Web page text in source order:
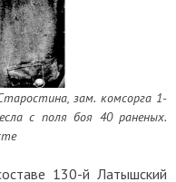
зам. комсорга 1-
с поля боя 40 раненых.
130-й Латышский